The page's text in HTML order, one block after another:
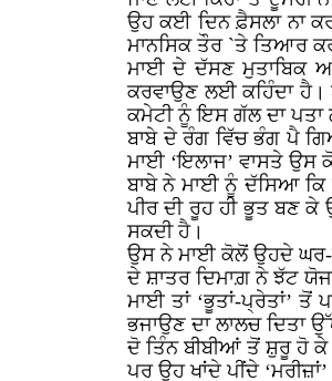
ਉਹ ਕਈ ਦਿਨ ਫ਼ੈਸਲਾ ਨਾ
ਮਾਨਸਿਕ ਤੌਰ `ਤੇ ਤਿਆਰ
ਮਾਈ ਦੇ ਦੱਸਣ ਮੁਤਾਬਿਕ
ਕਰਵਾਉਣ ਲਈ ਕਹਿੰਦਾ ਹੈ।
ਕਮੇਟੀ ਨੂੰ ਇਸ ਗੱਲ ਦਾ ਪਤਾ
ਬਾਬੇ ਦੇ ਰੰਗ ਵਿੱਚ ਭੰਗ ਪੈ
ਮਾਈ ‘ਇਲਾਜ’ ਵਾਸਤੇ ਉਸ
ਬਾਬੇ ਨੇ ਮਾਈ ਨੂੰ ਦੱਸਿਆ
ਪੀਰ ਦੀ ਰੂਹ ਹੀ ਭੂਤ ਬਣ
ਸਕਦੀ ਹੈ।
ਉਸ ਨੇ ਮਾਈ ਕੋਲੋਂ ਉਹਦੇ ਘਰ-
ਦੇ ਸ਼ਾਤਰ ਦਿਮਾਗ਼ ਨੇ ਝੱਟ
ਮਾਈ ਤਾਂ ‘ਭੂਤਾਂ-ਪ੍ਰੇਤਾਂ’ ਤੋਂ
ਭਜਾਉਣ ਦਾ ਲਾਲਚ ਦਿਤਾ
ਦੋ ਤਿੰਨ ਬੀਬੀਆਂ ਤੋਂ ਸ਼ੁਰੂ ਹੋ
ਪਰ ਉਹ ਖਾਂਦੇ ਪੀਂਦੇ